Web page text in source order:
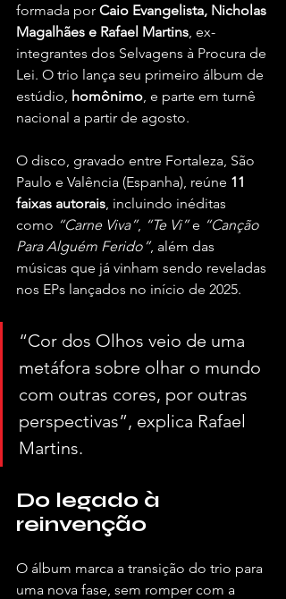
formada por Caio Evangelista, Nicholas
Magalhães e Rafael Martins , ex-
integrantes dos Selvagens à Procura de
Lei. O trio lança seu primeiro álbum de
estúdio, homônimo , e parte em turnê
nacional a partir de agosto.
O disco, gravado entre Fortaleza, São
Paulo e Valência (Espanha), reúne 11
faixas autorais , incluindo inéditas
como “Carne Viva”, “Te Vi” e “Canção
Para Alguém Ferido”, além das
músicas que já vinham sendo reveladas
nos EPs lançados no início de 2025.
“Cor dos Olhos veio de uma
metáfora sobre olhar o mundo
com outras cores, por outras
perspectivas”, explica Rafael
Martins.
Do legado à
reinvenção
O álbum marca a transição do trio para
uma nova fase, sem romper com a